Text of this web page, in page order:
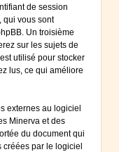
de session
qui vous sont
Un troisième
sur les sujets de
utilisé pour stocker
lus, ce qui améliore
externes au logiciel
Minerva et des
du document qui
par le logiciel